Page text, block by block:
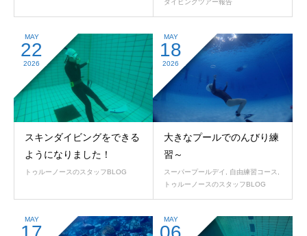
ダイビングツアー報告
MAY
22
2026
スキンダイビングをできる
ようになりました！
トゥルーノースのスタッフBLOG
MAY
18
2026
大きなプールでのんびり練
習～
スーパープールデイ 自由練習コース
トゥルーノースのスタッフBLOG
MAY MAY